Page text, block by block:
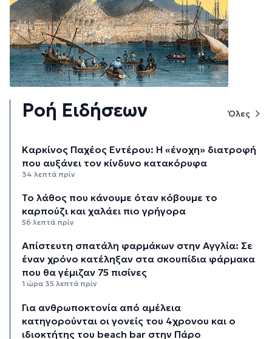
Ροή Ειδήσεων Όλες
Καρκίνος Παχέος Εντέρου: Η «ένοχη» διατροφή
που αυξάνει τον κίνδυνο κατακόρυφα
34 λεπτά πρίν
Το λάθος που κάνουμε όταν κόβουμε το
καρπούζι και χαλάει πιο γρήγορα
56 λεπτά πρίν
Απίστευτη σπατάλη φαρμάκων στην Αγγλία: Σε
έναν χρόνο κατέληξαν στα σκουπίδια φάρμακα
που θα γέμιζαν 75 πισίνες
1 ώρα 35 λεπτά πρίν
Για ανθρωποκτονία από αμέλεια
κατηγορούνται οι γονείς του 4χρονου και ο
ιδιοκτήτης του beach bar στην Πάρο